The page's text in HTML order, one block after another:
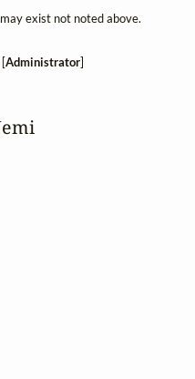
exist not noted above.
Administrator]